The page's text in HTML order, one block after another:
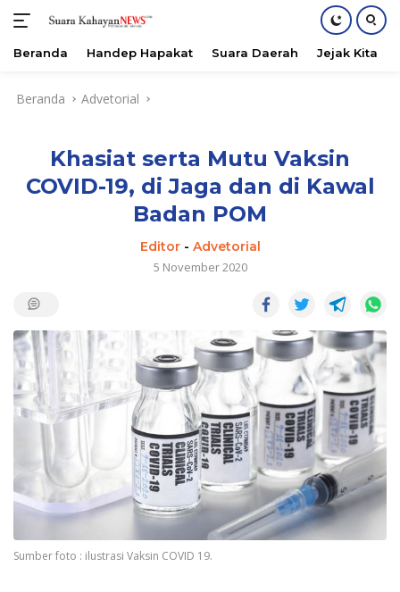
Beranda Handep Hapakat Suara Daerah Jejak Kita
Beranda Advetorial
Khasiat serta Mutu Vaksin
COVID-19, di Jaga dan di Kawal
Badan POM
Editor- Advetorial
5 November 2020
Sumber foto : ilustrasi Vaksin COVID 19.